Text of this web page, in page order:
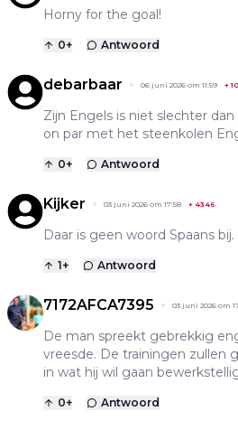
Horny for the goal!
0+ Antwoord
debarbaar 06 juni 2026 om 11:59 +
Zijn Engels is niet slechter
on par met het steenkolen
0+ Antwoord
Kijker 03 juni 2026 om 17:58 + 4346
Daar is geen woord Spaans bij.
1+ Antwoord
7172AFCA7395 03 juni 2026 om
De man spreekt gebrekkig
vreesde. De trainingen zullen
in wat hij wil gaan
0+ Antwoord